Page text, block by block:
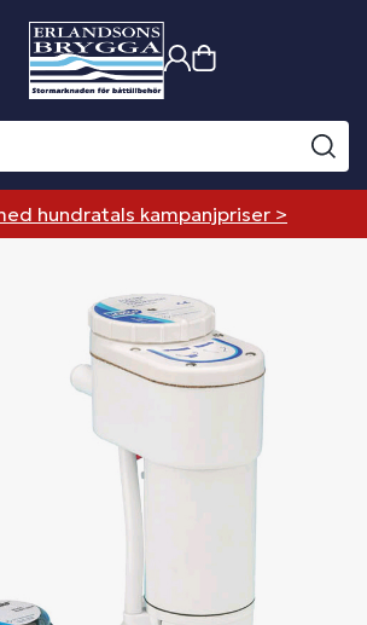
hundratals kampanjpriser >